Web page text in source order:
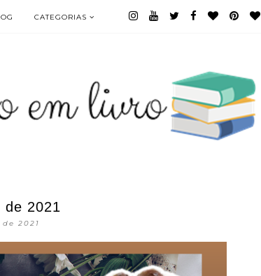
CATEGORIAS
de 2021
2021